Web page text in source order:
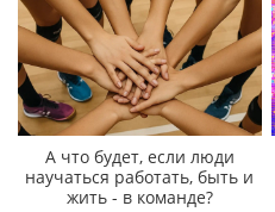
А что будет, если люди
научаться работать, быть и
жить - в команде?